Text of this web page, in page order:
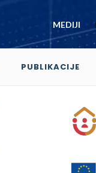
MEDIJI
PUBLIKACIJE